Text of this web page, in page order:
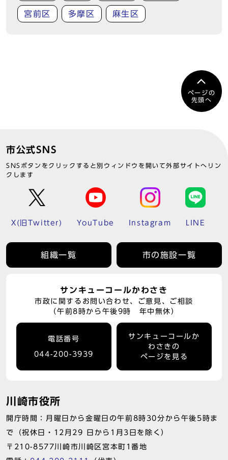
宮前区 多摩区 麻生区
ページの
先頭へ
市公式SNS
SNSボタンをクリックすると別ウィンドウを開いて外部サイトへリン
クします
X(旧Twitter) YouTube Instagram LINE
組織一覧 市の施設一覧
サンキューコールかわさき
市政に関するお問い合わせ、ご意見、ご相談
（午前8時から午後9時 年中無休）
電話番号
044-200-3939
サンキューコールか
わさきの
ページを見る
川崎市役所
開庁時間：月曜日から金曜日の午前8時30分から午後5時ま
で（祝休日・12月29 日から1月3日を除く）
〒210-8577川崎市川崎区宮本町1番地